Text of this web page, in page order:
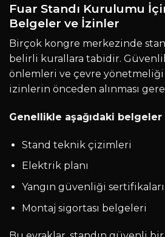
Fuar Standı Kurulumu
Belgeler ve İzinler
Birçok kongre merkezinde
belirli kurallara tabidir.
önlemleri ve çevre
izinlerin önceden alınması
Genellikle aşağıdaki
Stand teknik çizimleri
Elektrik planı
Yangın güvenliği sertifikaları
Montaj sigortası belgeleri